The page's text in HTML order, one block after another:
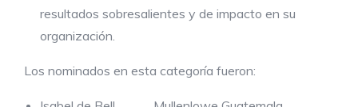
resultados sobresalientes y de impacto en su
organización.
Los nominados en esta categoría fueron: